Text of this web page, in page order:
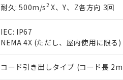
耐久: 500m/s2X、Y、Z各方向 3回
IEC: IP67
NEMA 4X (ただし、屋内使用に限る)
コード引き出しタイプ (コード長
既に当社にて対
り割愛しておりま